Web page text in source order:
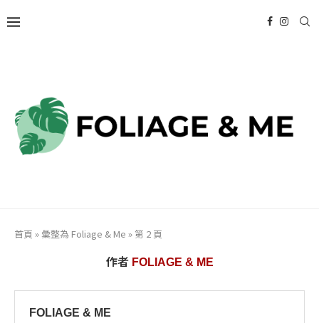
首頁 » 彙整為 Foliage & Me » 第 2 頁
作者 FOLIAGE & ME
FOLIAGE & ME